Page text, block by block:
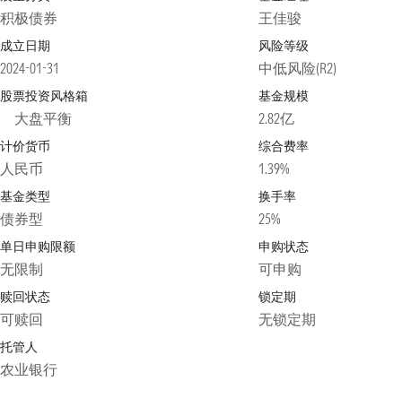
积极债券 王佳骏
成立日期
2024-01-31
风险等级
中低风险(R2)
股票投资风格箱
大盘平衡
基金规模
2.82亿
计价货币
人民币
综合费率
1.39%
基金类型
债券型
换手率
25%
单日申购限额
无限制
申购状态
可申购
赎回状态
可赎回
锁定期
无锁定期
托管人
农业银行